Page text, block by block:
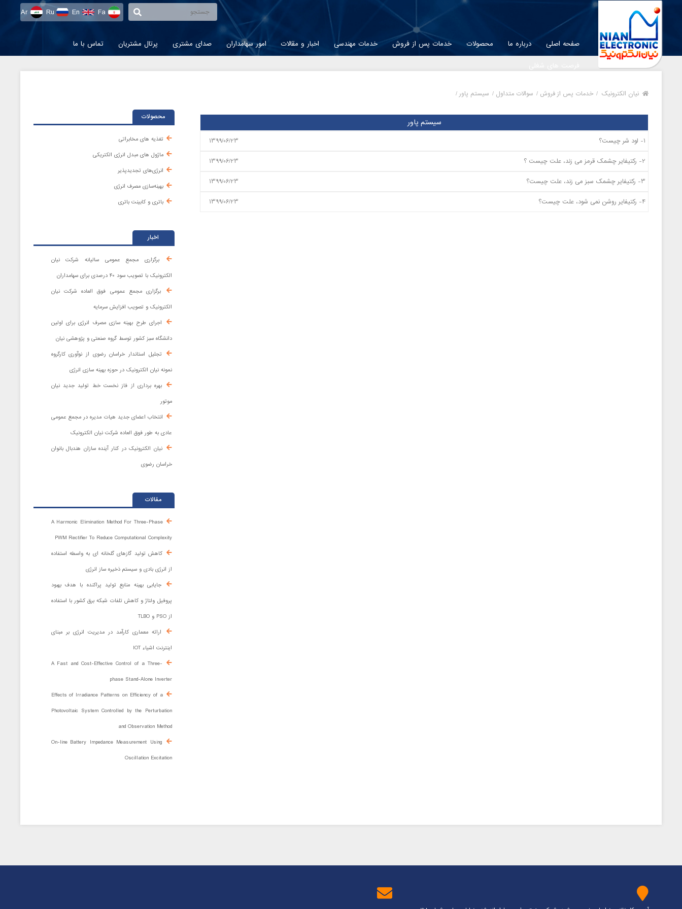
Fa
En
Ru
Ar
صفحه اصلی درباره ما محصولات خدمات پس از فروش خدمات مهندسی اخبار و مقالات امور سهامداران صدای مشتری پرتال مشتریان تماس با ما
نیان الکترونیک / خدمات پس از فروش / سوالات متداول / سیستم پاور /
سیستم پاور
1- لود شر چیست؟ 1399/06/23
2- رکتیفایر چشمک قرمز می زند، علت چیست ؟ 1399/06/23
3- رکتیفایر چشمک سبز می زند، علت چیست؟ 1399/06/23
4- رکتیفایر روشن نمی شود، علت چیست؟ 1399/06/23
محصولات
تغذیه های مخابراتی
ماژول های مبدل انرژی الکتریکی
انرژی‌های تجدیدپذیر
بهینه‌سازی مصرف انرژی
باتری و کابینت باتری
اخبار
برگزاری مجمع عمومی سالیانه شرکت نیان
الکترونیک با تصویب سود ۴۰ درصدی برای سهامداران
برگزاری مجمع عمومی فوق العاده شرکت نیان
الکترونیک و تصویب افزایش سرمایه
اجرای طرح بهینه سازی مصرف انرژی برای اولین
دانشگاه سبز کشور توسط گروه صنعتی و پژوهشی نیان
تجلیل استاندار خراسان رضوی از نوآوری کارگروه
نمونه نیان الکترونیک در حوزه بهینه ‌سازی انرژی
بهره برداری از فاز نخست خط تولید جدید نیان
موتور
انتخاب اعضای جدید هیات مدیره در مجمع عمومی
عادی به طور فوق العاده شرکت نیان الکترونیک
نیان الکترونیک در کنار آینده ‌سازان هندبال بانوان
خراسان رضوی
مقالات
A Harmonic Elimination Method For Three-Phase
PWM Rectifier To Reduce Computational Complexity
کاهش تولید گازهای گلخانه ای به واسطه استفاده
از انرژی بادی و سیستم ذخیره ساز انرژی
جایابی بهینه منابع تولید پراکنده با هدف بهبود
پروفیل ولتاژ و کاهش تلفات شبکه برق کشور با استفاده
از PSO و TLBO
ارائه معماری کارآمد در مدیریت انرژی بر مبنای
اینترنت اشیاء IOT
A Fast and Cost-Effective Control of a Three-
phase Stand-Alone Inverter
Effects of Irradiance Patterns on Efficiency of a
Photovoltaic System Controlled by the Perturbation
and Observation Method
On-line Battery Impedance Measurement Using
Oscillation Excitation